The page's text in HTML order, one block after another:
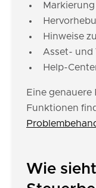
Hinweise
Asset- und
Help-
Eine genauere
Funktionen
Wie